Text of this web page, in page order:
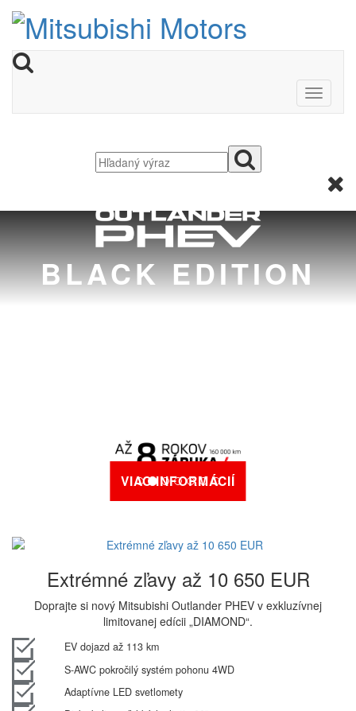
BLACK EDITION
VIAC INFORMÁCIÍ
Extrémné zľavy až 10 650 EUR
Doprajte si nový Mitsubishi Outlander PHEV v exkluzívnej
limitovanej edícii „DIAMOND“.
EV dojazd až 113 km
S-AWC pokročilý systém pohonu 4WD
Adaptívne LED svetlomety